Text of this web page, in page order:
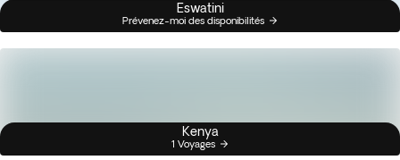
Eswatini
Prévenez-moi des disponibilités
Kenya
1 Voyages